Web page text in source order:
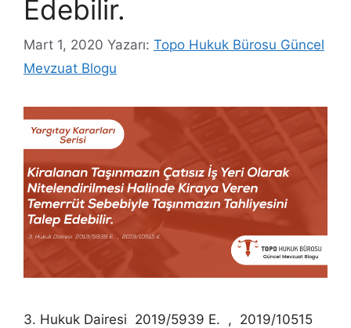
Edebilir.
Mart 1, 2020 Yazarı: Topo Hukuk Bürosu Güncel
Mevzuat Blogu
3. Hukuk Dairesi 2019/5939 E. , 2019/10515